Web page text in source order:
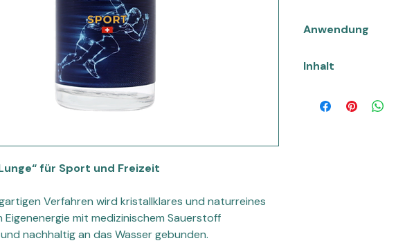
für Sport und Freizeit
Verfahren wird kristallklares und naturreines
Eigenenergie mit medizinischem Sauerstoff
nachhaltig an das Wasser gebunden.
Anwendung
25 bis 50ml D’ORA
Inhalt